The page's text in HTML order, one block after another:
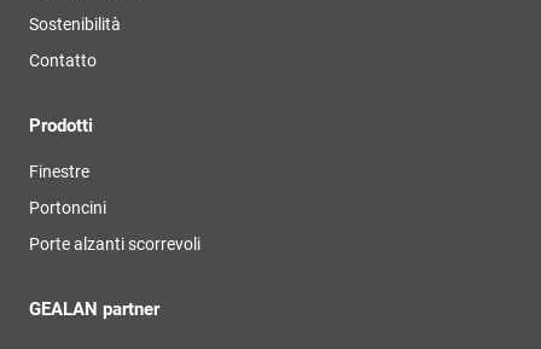
Sostenibilità
Contatto
Prodotti
Finestre
Portoncini
Porte alzanti scorrevoli
GEALAN partner